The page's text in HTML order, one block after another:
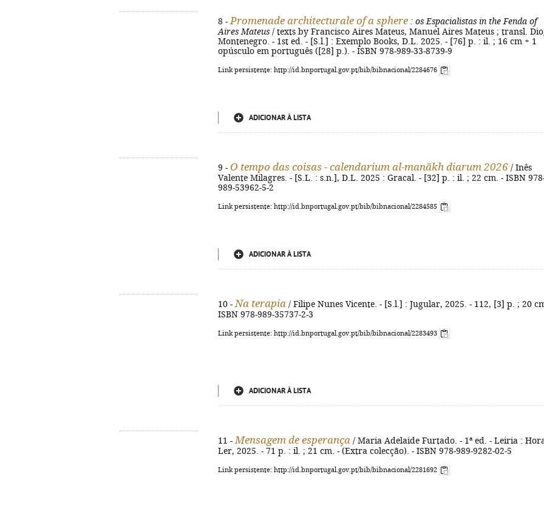
8 - Promenade architecturale of a sphere : os Espacialistas in the Fenda of
Aires Mateus / texts by Francisco Aires Mateus, Manuel Aires Mateus ; transl.
Montenegro. - 1st ed. - [S.l.] : Exemplo Books, D.L. 2025. - [76] p. : il. ; 16 cm + 1
opúsculo em português ([28] p.). - ISBN 978-989-33-8739-9
Link persistente: http://id.bnportugal.gov.pt/bib/bibnacional/2284676
ADICIONAR À LISTA
9 - O tempo das coisas - calendarium al-manãkh diarum 2026 / Inês
Valente Milagres. - [S.L. : s.n.], D.L. 2025 : Gracal. - [32] p. : il. ; 22 cm. - ISBN
989-53962-5-2
Link persistente: http://id.bnportugal.gov.pt/bib/bibnacional/2284585
ADICIONAR À LISTA
10 - Na terapia / Filipe Nunes Vicente. - [S.l.] : Jugular, 2025. - 112, [3] p. ; 20
ISBN 978-989-35737-2-3
Link persistente: http://id.bnportugal.gov.pt/bib/bibnacional/2283493
ADICIONAR À LISTA
11 - Mensagem de esperança / Maria Adelaide Furtado. - 1ª ed. - Leiria :
Ler, 2025. - 71 p. : il. ; 21 cm. - (Extra colecção). - ISBN 978-989-9282-02-5
Link persistente: http://id.bnportugal.gov.pt/bib/bibnacional/2281692